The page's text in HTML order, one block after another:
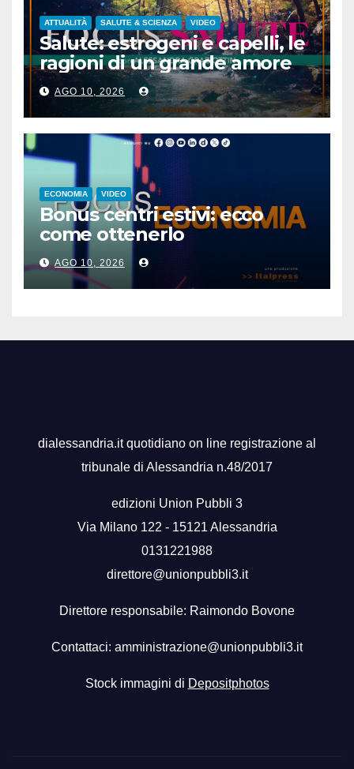
ATTUALITÀ SALUTE & SCIENZA VIDEO
Salute: estrogeni e capelli, le
ragioni di un grande amore
AGO 10, 2026
ECONOMIA VIDEO
Bonus centri estivi: ecco
come ottenerlo
AGO 10, 2026
dialessandria.it quotidiano on line registrazione al
tribunale di Alessandria n.48/2017
edizioni Union Pubbli 3
Via Milano 122 - 15121 Alessandria
0131221988
direttore@unionpubbli3.it
Direttore responsabile: Raimondo Bovone
Contattaci: amministrazione@unionpubbli3.it
Stock immagini di Depositphotos